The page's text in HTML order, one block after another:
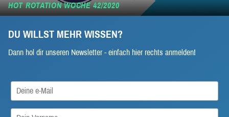
HOT ROTATION WOCHE 42/2020
DU WILLST MEHR WISSEN?
Dann hol dir unseren Newsletter - einfach hier rechts anmelden!